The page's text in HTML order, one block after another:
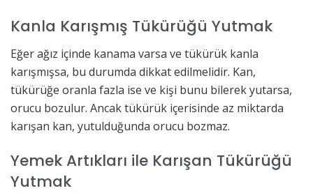
Kanla Karışmış Tükürüğü Yutmak
Eğer ağız içinde kanama varsa ve tükürük kanla
karışmışsa, bu durumda dikkat edilmelidir. Kan,
tükürüğe oranla fazla ise ve kişi bunu bilerek yutarsa,
orucu bozulur. Ancak tükürük içerisinde az miktarda
karışan kan, yutulduğunda orucu bozmaz.
Yemek Artıkları ile Karışan Tükürüğü
Yutmak